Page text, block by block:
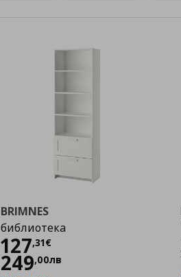
BRIMNES
библиотека
127,31€
Цена
249,00лв